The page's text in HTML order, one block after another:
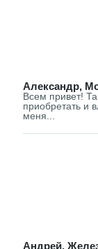
Александр,
Всем привет!
приобретать и
меня...
Андрей,